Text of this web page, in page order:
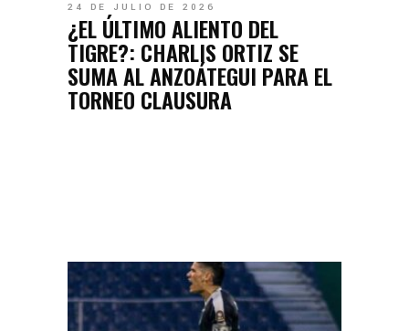
24 DE JULIO DE 2026
¿EL ÚLTIMO ALIENTO DEL
TIGRE?: CHARLIS ORTIZ SE
SUMA AL ANZOÁTEGUI PARA EL
TORNEO CLAUSURA